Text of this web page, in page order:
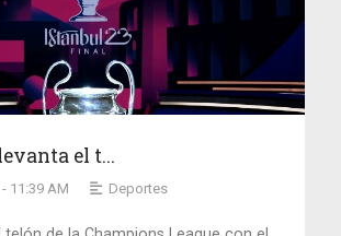
el t...
11:39 AM Deportes